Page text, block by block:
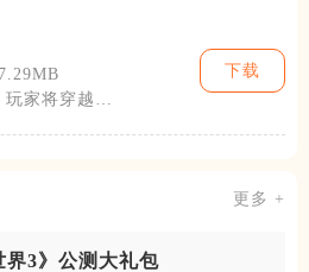
家将穿越回
下载
更多 +
界3》公测大礼包